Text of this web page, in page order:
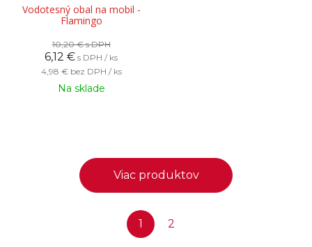
Vodotesný obal na mobil -
Flamingo
10,20 €s DPH
6,12 € s DPH / ks
4,98 € bez DPH / ks
Na sklade
Viac produktov
1 2